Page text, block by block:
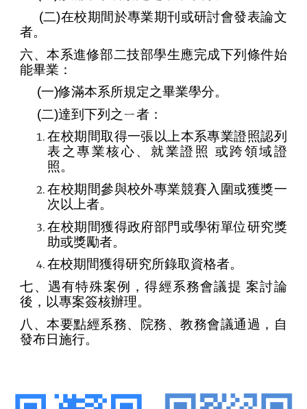
(二)在校期間於專業期刊或研討會發表論文
者。
六、本系進修部二技部學生應完成下列條件始
能畢業：
(一)修滿本系所規定之畢業學分。
(二)達到下列之ㄧ者：
在校期間取得一張以上本系專業證照認列
表之專業核心、就業證照 或跨領域證
照。
在校期間參與校外專業競賽入圍或獲獎一
次以上者。
在校期間獲得政府部門或學術單位研究獎
助或獎勵者。
在校期間獲得研究所錄取資格者。
七、遇有特殊案例，得經系務會議提 案討論
後，以專案簽核辦理。
八、本要點經系務、院務、教務會議通過，自
發布日施行。